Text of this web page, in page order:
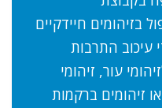
בזיהומים חיידקיים
עיכוב התרבות
עור, זיהומי
זיהומים ברקמות